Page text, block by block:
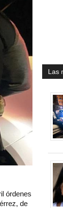
órdenes
de
Las